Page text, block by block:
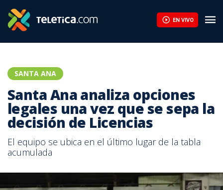
EN VIVO
SANTA ANA
Santa Ana analiza opciones
legales una vez que se sepa la
decisión de Licencias
El equipo se ubica en el último lugar de la tabla
acumulada